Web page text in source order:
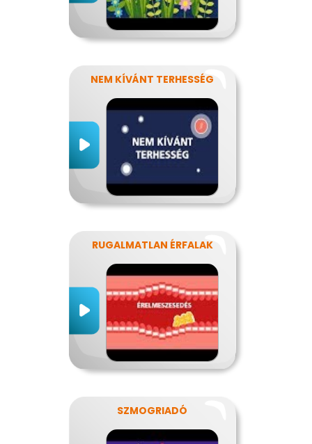
NEM KÍVÁNT TERHESSÉG
RUGALMATLAN ÉRFALAK
SZMOGRIADÓ